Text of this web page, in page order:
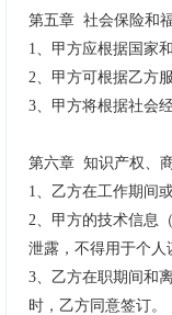
第五章 社会保险和
1、甲方应根据国家
2、 甲方可根据乙方
3、 甲方将根据社会
第六章 知识产权、
1、 乙方在工作期间
2、 甲方的技术信息
泄露，不得用于个
3、 乙方在职期间和
时，乙方同意签订。